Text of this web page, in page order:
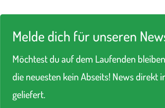
Melde dich für unseren
Möchtest du auf dem Laufenden
die neuesten kein Abseits! News direkt
geliefert.